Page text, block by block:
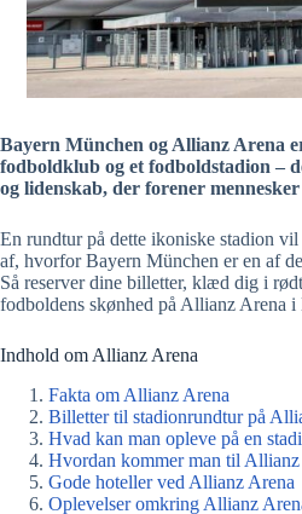
Bayern München og Allianz Arena
fodboldklub og et fodboldstadion –
og lidenskab, der forener
En rundtur på dette ikoniske stadion
af, hvorfor Bayern München er en af
Så reserver dine billetter, klæd dig i
fodboldens skønhed på Allianz Arena i
Indhold om Allianz Arena
Fakta om Allianz Arena
Billetter til stadionrundtur på
Hvad kan man opleve på en
Hvordan kommer man til Allianz
Gode hoteller ved Allianz Arena
Oplevelser omkring Allianz